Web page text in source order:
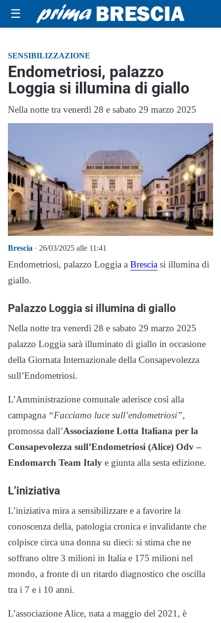
☰
SENSIBILIZZAZIONE
Endometriosi, palazzo
Loggia si illumina di giallo
Nella notte tra venerdì 28 e sabato 29 marzo 2025
Brescia · 26/03/2025 alle 11:41
Endometriosi, palazzo Loggia a Brescia si illumina di
giallo.
Palazzo Loggia si illumina di giallo
Nella notte tra venerdì 28 e sabato 29 marzo 2025
palazzo Loggia sarà illuminato di giallo in occasione
della Giornata Internazionale della Consapevolezza
sull’Endometriosi.
L’Amministrazione comunale aderisce così alla
campagna “Facciamo luce sull’endometriosi”,
promossa dall’Associazione Lotta Italiana per la
Consapevolezza sull’Endometriosi (Alice) Odv –
Endomarch Team Italy e giunta alla sesta edizione.
L’iniziativa
L’iniziativa mira a sensibilizzare e a favorire la
conoscenza della, patologia cronica e invalidante che
colpisce circa una donna su dieci: si stima che ne
soffrano oltre 3 milioni in Italia e 175 milioni nel
mondo, a fronte di un ritardo diagnostico che oscilla
tra i 7 e i 10 anni.
L’associazione Alice, nata a maggio del 2021, è